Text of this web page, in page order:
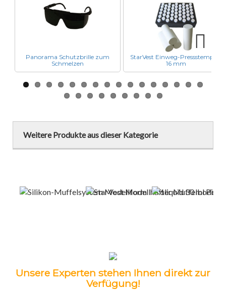
Panorama Schutzbrille zum
Schmelzen
StarVest Einweg-Pressstempel /
16 mm Next
Weitere Produkte aus dieser Kategorie
Unsere Experten stehen Ihnen direkt zur
Verfügung!